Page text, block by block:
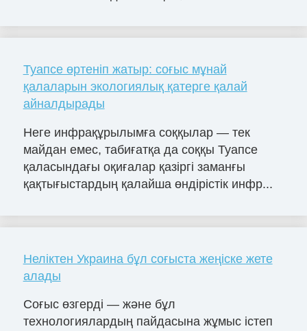
Туапсе өртеніп жатыр: соғыс мұнай
қалаларын экологиялық қатерге қалай
айналдырады
Неге инфрақұрылымға соққылар — тек
майдан емес, табиғатқа да соққы Туапсе
қаласындағы оқиғалар қазіргі заманғы
қақтығыстардың қалайша өндірістік инфр...
Неліктен Украина бұл соғыста жеңіске жете
алады
Соғыс өзгерді — және бұл
технологиялардың пайдасына жұмыс істеп